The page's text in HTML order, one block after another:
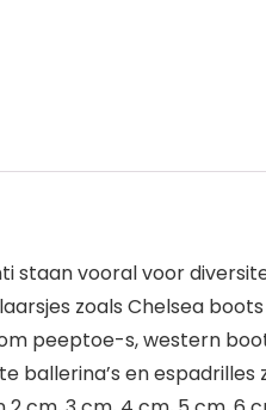
staan vooral voor
zoals Chelsea
peeptoe-s, western
en